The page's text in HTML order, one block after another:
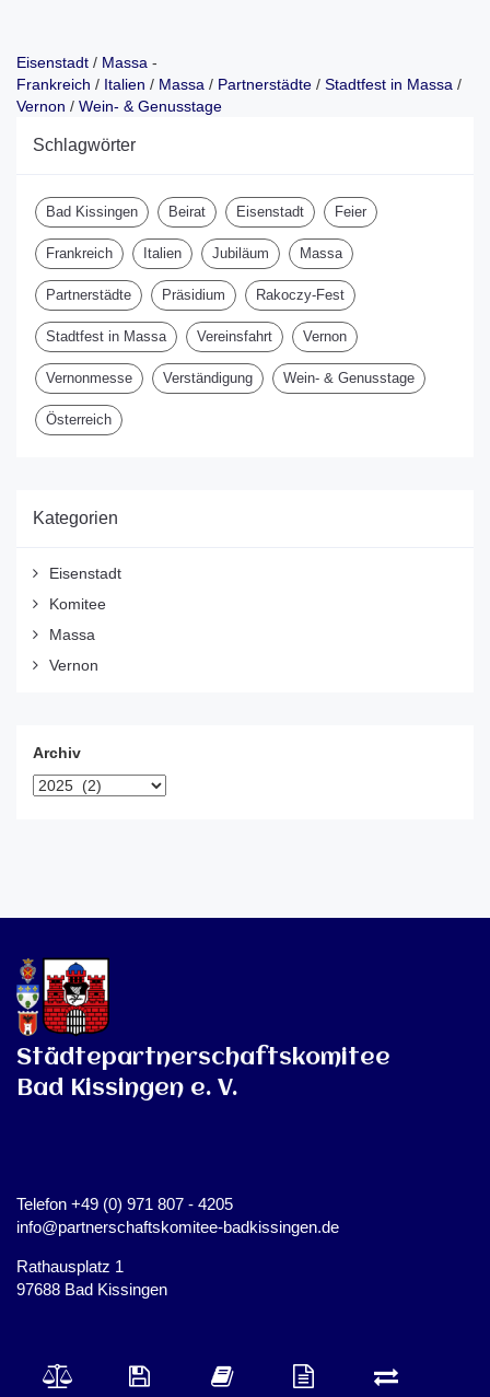
Eisenstadt / Massa -
Frankreich / Italien / Massa / Partnerstädte / Stadtfest in Massa /
Vernon / Wein- & Genusstage
Schlagwörter
Bad Kissingen Beirat Eisenstadt Feier
Frankreich Italien Jubiläum Massa
Partnerstädte Präsidium Rakoczy-Fest
Stadtfest in Massa Vereinsfahrt Vernon
Vernonmesse Verständigung Wein- & Genusstage
Österreich
Kategorien
Eisenstadt
Komitee
Massa
Vernon
Archiv
Städtepartnerschaftskomitee
Bad Kissingen e. V.
Telefon +49 (0) 971 807 - 4205
info@partnerschaftskomitee-badkissingen.de
Rathausplatz 1
97688 Bad Kissingen